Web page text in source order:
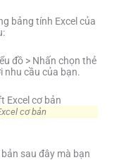
bảng tính Excel của
đồ > Nhấn chọn thẻ
nhu cầu của bạn.
cơ bản
sau đây mà bạn